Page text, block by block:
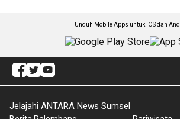
Unduh Mobile Apps untuk iOS dan
Jelajahi ANTARA News Sumsel